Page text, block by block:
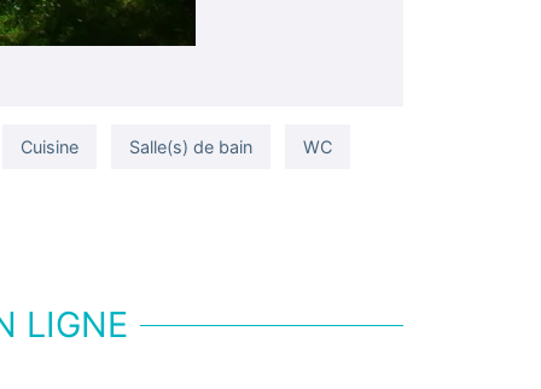
Cuisine Salle(s) de bain WC
LIGNE